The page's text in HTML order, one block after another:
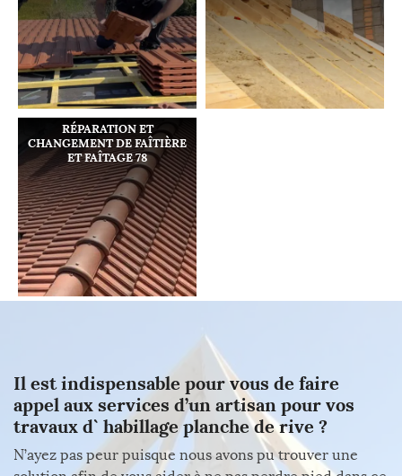
RÉPARATION ET
CHANGEMENT DE FAÎTIÈRE
ET FAÎTAGE 78
Il est indispensable pour vous de faire
appel aux services d’un artisan pour vos
travaux d` habillage planche de rive ?
N’ayez pas peur puisque nous avons pu trouver une